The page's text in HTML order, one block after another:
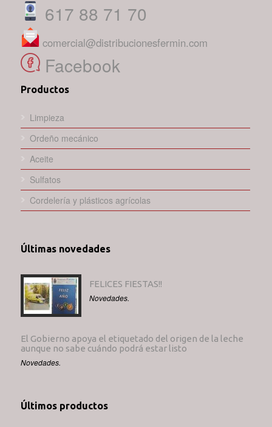
617 88 71 70
comercial@distribucionesfermin.com
Facebook
Productos
Limpieza
Ordeño mecánico
Aceite
Sulfatos
Cordelería y plásticos agrícolas
Últimas novedades
FELICES FIESTAS!!
Novedades.
El Gobierno apoya el etiquetado del origen de la leche
aunque no sabe cuándo podrá estar listo
Novedades.
Últimos productos